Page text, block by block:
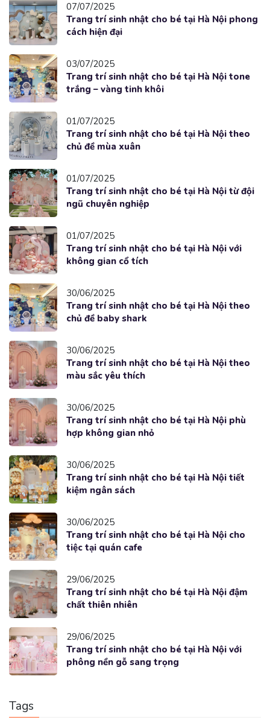
07/07/2025
Trang trí sinh nhật cho bé tại Hà Nội phong
cách hiện đại
03/07/2025
Trang trí sinh nhật cho bé tại Hà Nội tone
trắng – vàng tinh khôi
01/07/2025
Trang trí sinh nhật cho bé tại Hà Nội theo
chủ đề mùa xuân
01/07/2025
Trang trí sinh nhật cho bé tại Hà Nội từ đội
ngũ chuyên nghiệp
01/07/2025
Trang trí sinh nhật cho bé tại Hà Nội với
không gian cổ tích
30/06/2025
Trang trí sinh nhật cho bé tại Hà Nội theo
chủ đề baby shark
30/06/2025
Trang trí sinh nhật cho bé tại Hà Nội theo
màu sắc yêu thích
30/06/2025
Trang trí sinh nhật cho bé tại Hà Nội phù
hợp không gian nhỏ
30/06/2025
Trang trí sinh nhật cho bé tại Hà Nội tiết
kiệm ngân sách
30/06/2025
Trang trí sinh nhật cho bé tại Hà Nội cho
tiệc tại quán cafe
29/06/2025
Trang trí sinh nhật cho bé tại Hà Nội đậm
chất thiên nhiên
29/06/2025
Trang trí sinh nhật cho bé tại Hà Nội với
phông nền gỗ sang trọng
Tags